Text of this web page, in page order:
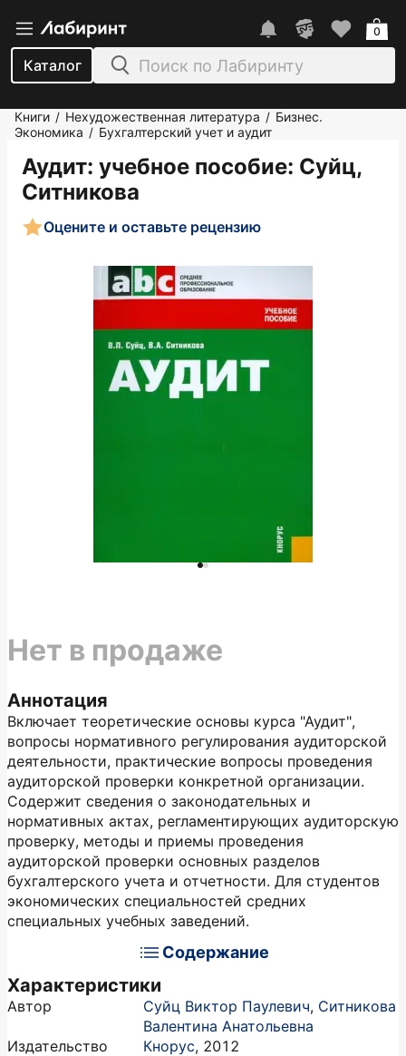
Каталог
0
Книги / Нехудожественная литература / Бизнес.
Экономика / Бухгалтерский учет и аудит
Аудит: учебное пособие: Суйц,
Ситникова
Оцените и оставьте рецензию
Аннотация
Включает теоретические основы курса "Аудит",
вопросы нормативного регулирования аудиторской
деятельности, практические вопросы проведения
аудиторской проверки конкретной организации.
Содержит сведения о законодательных и
нормативных актах, регламентирующих аудиторскую
проверку, методы и приемы проведения
аудиторской проверки основных разделов
бухгалтерского учета и отчетности. Для студентов
экономических специальностей средних
специальных учебных заведений.
Содержание
Характеристики
Автор Суйц Виктор Паулевич, Ситникова
Валентина Анатольевна
Издательство
Кнорус, 2012
Нет в продаже